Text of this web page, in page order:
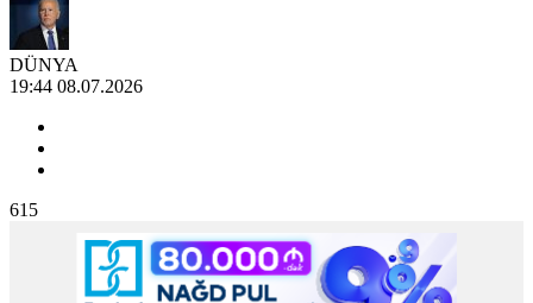
DÜNYA
19:44 08.07.2026
615